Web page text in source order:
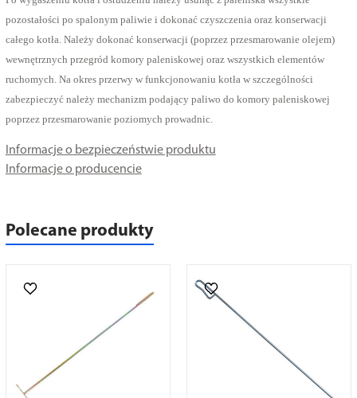
pozostałości po spalonym paliwie i dokonać czyszczenia oraz konserwacji
całego kotła. Należy dokonać konserwacji (poprzez przesmarowanie olejem)
wewnętrznych przegród komory paleniskowej oraz wszystkich elementów
ruchomych. Na okres przerwy w funkcjonowaniu kotła w szczególności
zabezpieczyć należy mechanizm podający paliwo do komory paleniskowej
poprzez przesmarowanie poziomych prowadnic.
Informacje o bezpieczeństwie produktu
Informacje o producencie
Polecane produkty